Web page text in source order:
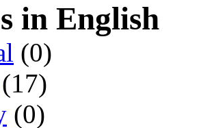
in English
(0)
(17)
(0)